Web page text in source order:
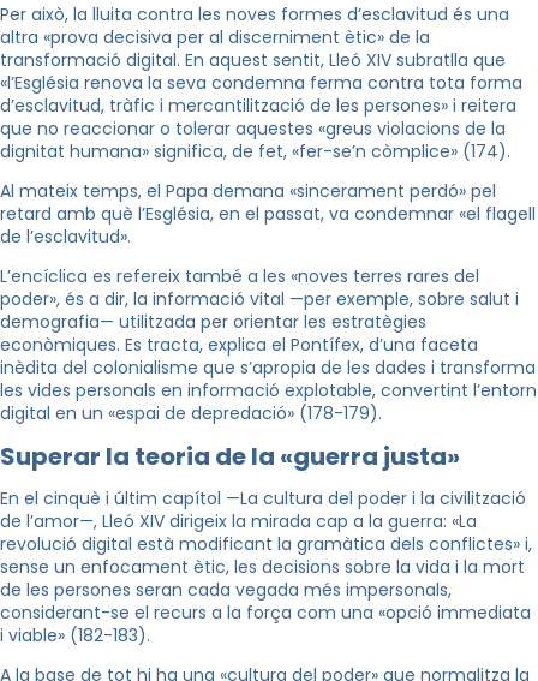
Per això, la lluita contra les noves formes d’esclavitud és una
altra «prova decisiva per al discerniment ètic» de la
transformació digital. En aquest sentit, Lleó XIV subratlla que
«l’Església renova la seva condemna ferma contra tota forma
d’esclavitud, tràfic i mercantilització de les persones» i reitera
que no reaccionar o tolerar aquestes «greus violacions de la
dignitat humana» significa, de fet, «fer-se’n còmplice» (174).
Al mateix temps, el Papa demana «sincerament perdó» pel
retard amb què l’Església, en el passat, va condemnar «el flagell
de l’esclavitud».
L’encíclica es refereix també a les «noves terres rares del
poder», és a dir, la informació vital —per exemple, sobre salut i
demografia— utilitzada per orientar les estratègies
econòmiques. Es tracta, explica el Pontífex, d’una faceta
inèdita del colonialisme que s’apropia de les dades i transforma
les vides personals en informació explotable, convertint l’entorn
digital en un «espai de depredació» (178-179).
Superar la teoria de la «guerra justa»
En el cinquè i últim capítol —La cultura del poder i la civilització
de l’amor—, Lleó XIV dirigeix la mirada cap a la guerra: «La
revolució digital està modificant la gramàtica dels conflictes» i,
sense un enfocament ètic, les decisions sobre la vida i la mort
de les persones seran cada vegada més impersonals,
considerant-se el recurs a la força com una «opció immediata
i viable» (182-183).
A la base de tot hi ha una «cultura del poder» que normalitza la